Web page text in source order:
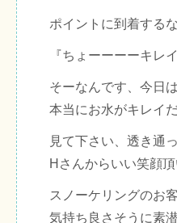
ポイントに到着する
『ちょーーーーキレ
そーなんです、今日は
本当にお水がキレイ
見て下さい、透き通
Hさんからいい笑顔
スノーケリングのお
気持ち良さそうに素